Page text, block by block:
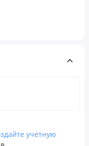
ноток.
учетную